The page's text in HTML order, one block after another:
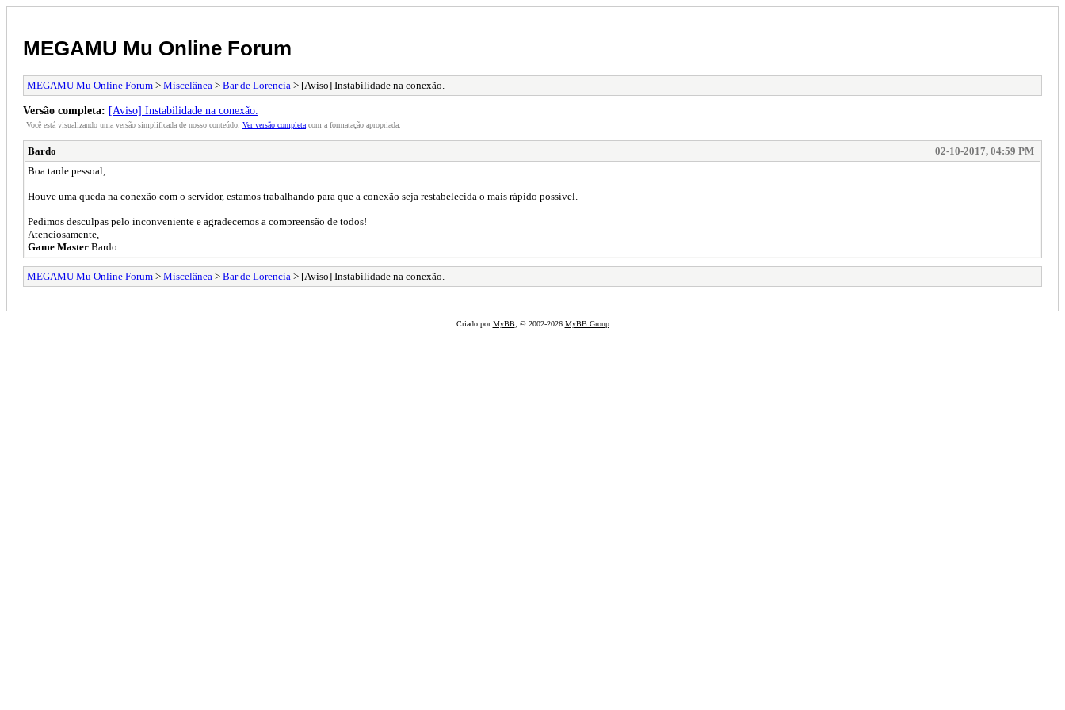
MEGAMU Mu Online Forum
MEGAMU Mu Online Forum > Miscelânea > Bar de Lorencia > [Aviso] Instabilidade na conexão.
Versão completa: [Aviso] Instabilidade na conexão.
Você está visualizando uma versão simplificada de nosso conteúdo. Ver versão completa com a formatação apropriada.
Bardo
02-10-2017, 04:59 PM
Boa tarde pessoal,
Houve uma queda na conexão com o servidor, estamos trabalhando para que a conexão seja restabelecida o mais rápido possível.
Pedimos desculpas pelo inconveniente e agradecemos a compreensão de todos!
Atenciosamente,
Game Master Bardo.
MEGAMU Mu Online Forum > Miscelânea > Bar de Lorencia > [Aviso] Instabilidade na conexão.
Criado porMyBB, © 2002-2026 MyBB Group